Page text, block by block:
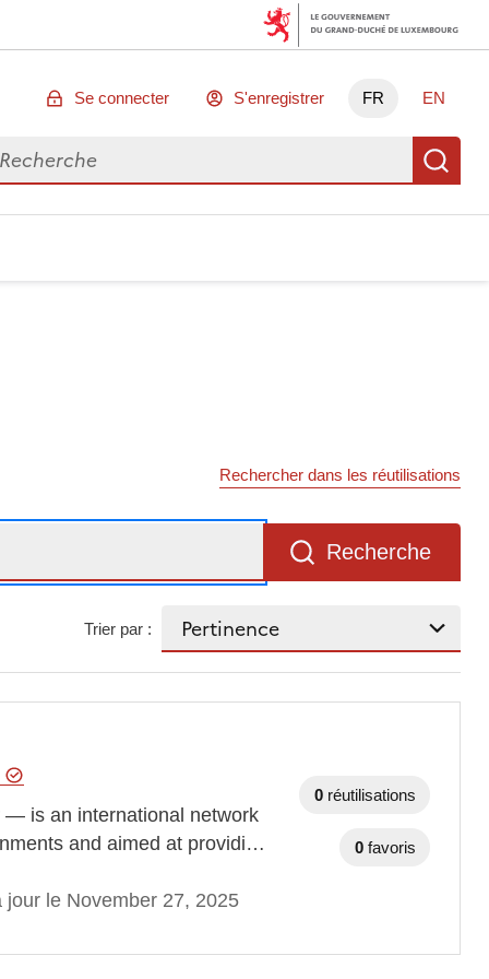
Se connecter S'enregistrer FR EN
des données
Rechercher dans les réutilisations
Recherche
Trier par :
is an international network
and aimed at providi…
jour le November 27, 2025
0 réutilisations
0 favoris